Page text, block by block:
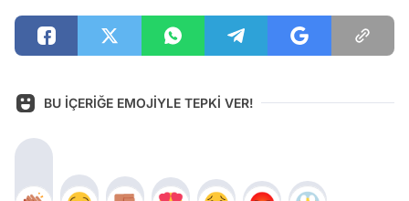
BU İÇERİĞE EMOJİYLE TEPKİ VER!